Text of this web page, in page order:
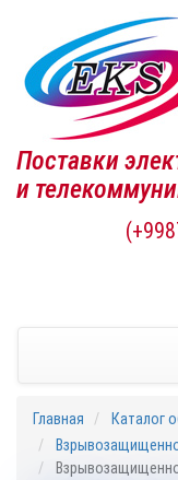
Поставки
и
Главная
Каталог